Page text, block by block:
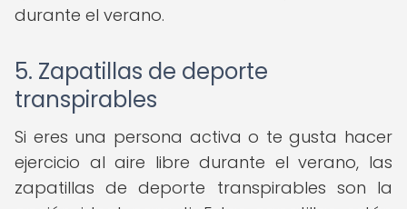
durante el verano.
5. Zapatillas de deporte
transpirables
Si eres una persona activa o te gusta hacer
ejercicio al aire libre durante el verano, las
zapatillas de deporte transpirables son la